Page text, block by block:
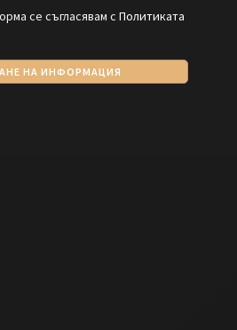
се съгласявам с Политиката
НА ИНФОРМАЦИЯ